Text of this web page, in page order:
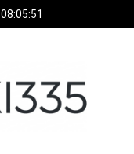
08:05:51